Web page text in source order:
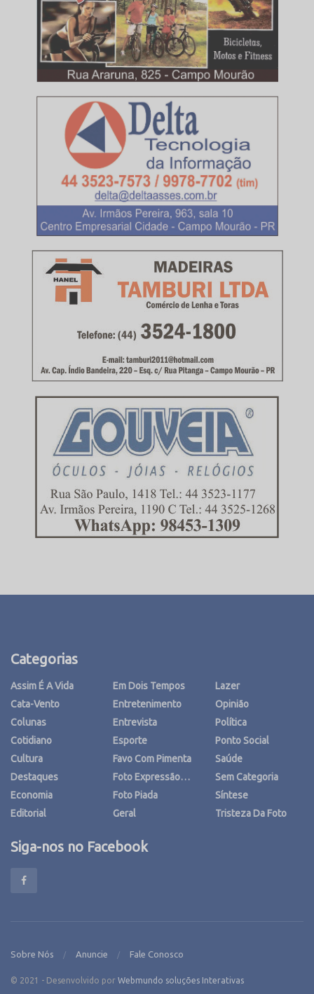
Categorias
Assim É A Vida
Cata-Vento
Colunas
Cotidiano
Cultura
Destaques
Economia
Editorial
Em Dois Tempos
Entretenimento
Entrevista
Esporte
Favo Com Pimenta
Foto Expressão…
Foto Piada
Geral
Lazer
Opinião
Política
Ponto Social
Saúde
Sem Categoria
Síntese
Tristeza Da Foto
Siga-nos no Facebook
Sobre Nós Anuncie Fale Conosco
© 2021 - Desenvolvido por Webmundo soluções Interativas